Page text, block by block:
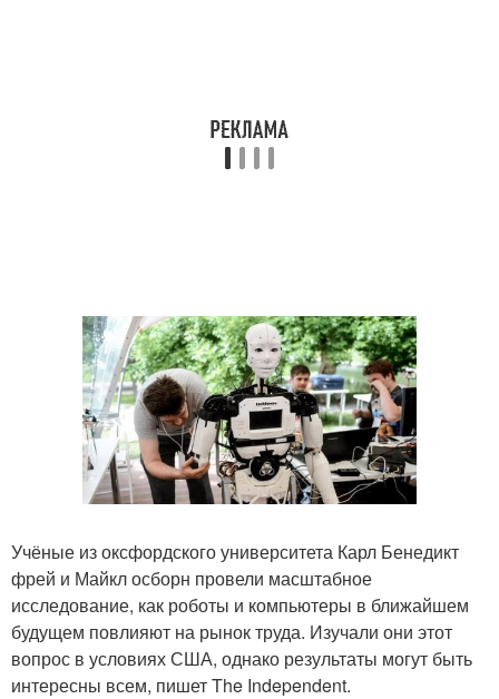
Учёные из оксфордского университета Карл Бенедикт
фрей и Майкл осборн провели масштабное
исследование, как роботы и компьютеры в ближайшем
будущем повлияют на рынок труда. Изучали они этот
вопрос в условиях США, однако результаты могут быть
интересны всем, пишет The Independent.